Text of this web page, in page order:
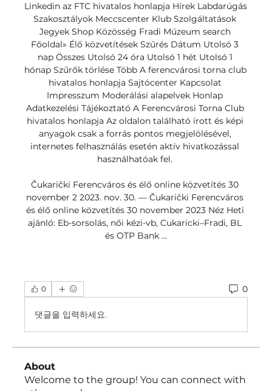
Linkedin az FTC hivatalos honlapja Hírek Labdarúgás
Szakosztályok Meccscenter Klub Szolgáltatások
Jegyek Shop Közösség Fradi Múzeum search
Főoldal» Élő közvetítések Szűrés Dátum Utolsó 3
nap Összes Utolsó 24 óra Utolsó 1 hét Utolsó 1
hónap Szűrők törlése Több A ferencvárosi torna club
hivatalos honlapja Sajtócenter Kapcsolat
Impresszum Moderálási alapelvek Honlap
Adatkezelési Tájékoztató A Ferencvárosi Torna Club
hivatalos honlapja Az oldalon található írott és képi
anyagok csak a forrás pontos megjelölésével,
internetes felhasználás esetén aktív hivatkozással
használhatóak fel.
Čukarički Ferencváros és élő online közvetítés 30
november 2 2023. nov. 30. — Čukarički Ferencváros
és élő online közvetítés 30 november 2023 Néz Heti
ajánló: Eb-sorsolás, női kézi-vb, Cukaricki–Fradi, BL
és OTP Bank ...
0 0
댓글을 입력하세요.
About
Welcome to the group! You can connect with